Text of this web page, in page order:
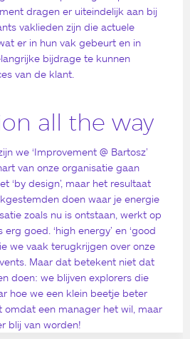
dragen er uiteindelijk aan bij
vaklieden zijn die actuele
er in hun vak gebeurt en in
bijdrage te kunnen
van de klant.
all the way
we ‘Improvement @ Bartosz’
van onze organisatie gaan
‘by design’, maar het resultaat
doen waar je energie
zoals nu is ontstaan, werkt op
goed. ‘high energy’ en ‘good
we vaak terugkrijgen over onze
Maar dat betekent niet dat
doen: we blijven explorers die
hoe we een klein beetje beter
omdat een manager het wil, maar
blij van worden!